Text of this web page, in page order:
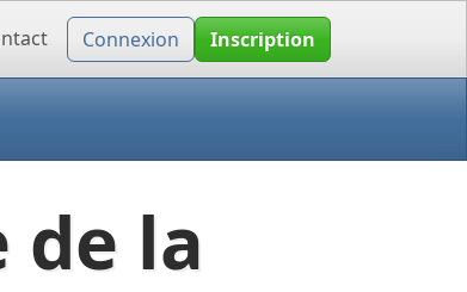
Connexion Inscription
de la